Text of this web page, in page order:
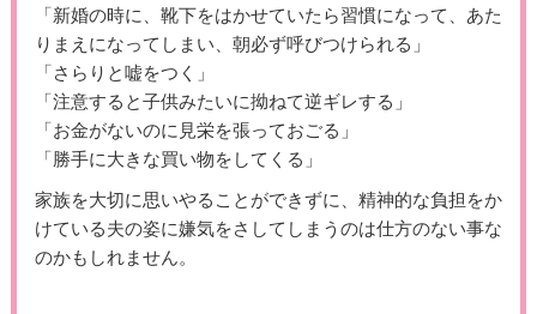
「新婚の時に、靴下をはかせていたら習慣になって、あた
りまえになってしまい、朝必ず呼びつけられる」
「さらりと嘘をつく」
「注意すると子供みたいに拗ねて逆ギレする」
「お金がないのに見栄を張っておごる」
「勝手に大きな買い物をしてくる」
家族を大切に思いやることができずに、精神的な負担をか
けている夫の姿に嫌気をさしてしまうのは仕方のない事な
のかもしれません。